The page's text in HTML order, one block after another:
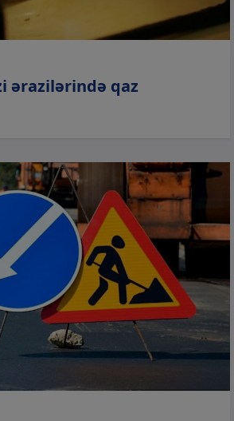
ərazilərində qaz